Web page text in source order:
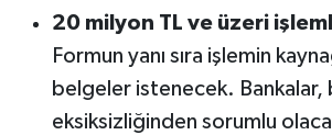
20 milyon TL ve üzeri
Formun yanı sıra işlemin
belgeler istenecek. Bankalar,
eksiksizliğinden sorumlu